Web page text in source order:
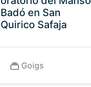
Badó en San
Quirico Safaja
Goigs